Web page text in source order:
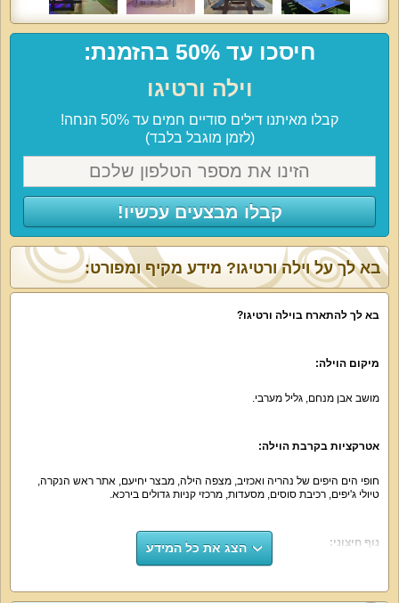
חיסכו עד 50% בהזמנת:
וילה ורטיגו
קבלו מאיתנו דילים סודיים חמים עד 50% הנחה!
(לזמן מוגבל בלבד)
קבלו מבצעים עכשיו!
בא לך על וילה ורטיגו? מידע מקיף ומפורט:
בא לך להתארח בוילה ורטיגו?
מיקום הוילה:
מושב אבן מנחם, גליל מערבי.
אטרקציות בקרבת הוילה:
חופי הים היפים של נהריה ואכזיב, מצפה הילה, מבצר יחיעם, אתר ראש הנקרה,
טיולי ג'יפים, רכיבת סוסים, מסעדות, מרכזי קניות גדולים בירכא.
נוף חיצוני: הצג את כל המידע